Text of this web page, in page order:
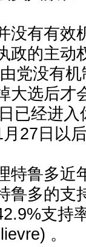
没有有效
政的主动
党没有
大选后才
已经进
27日以
特鲁多近
鲁多的支
支持
。